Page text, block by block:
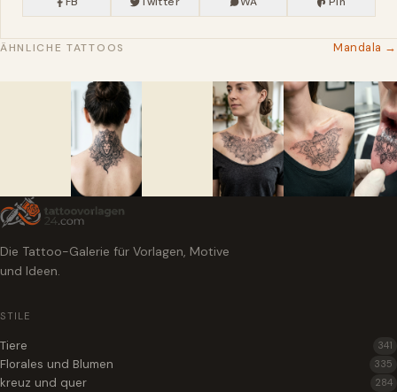
ÄHNLICHE TATTOOS Mandala →
Die Tattoo-Galerie für Vorlagen, Motive
und Ideen.
STILE
Tiere 341
Florales und Blumen 335
kreuz und quer 284